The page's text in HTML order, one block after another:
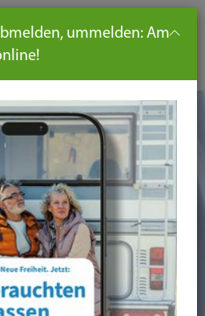
DE
ummelden: Am